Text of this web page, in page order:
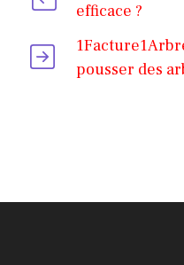
efficace ?
pousser des